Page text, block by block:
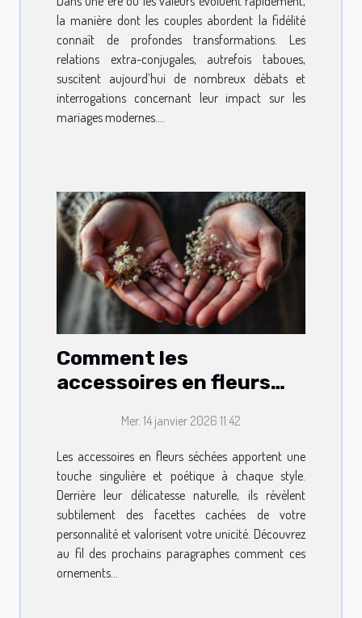
la manière dont les couples abordent la fidélité
connaît de profondes transformations. Les
relations extra-conjugales, autrefois taboues,
suscitent aujourd’hui de nombreux débats et
interrogations concernant leur impact sur les
mariages modernes....
Comment les
accessoires en fleurs
personnalité?
Mer. 14 janvier 2026 11:42
Les accessoires en fleurs séchées apportent une
touche singulière et poétique à chaque style.
Derrière leur délicatesse naturelle, ils révèlent
subtilement des facettes cachées de votre
personnalité et valorisent votre unicité. Découvrez
au fil des prochains paragraphes comment ces
ornements...